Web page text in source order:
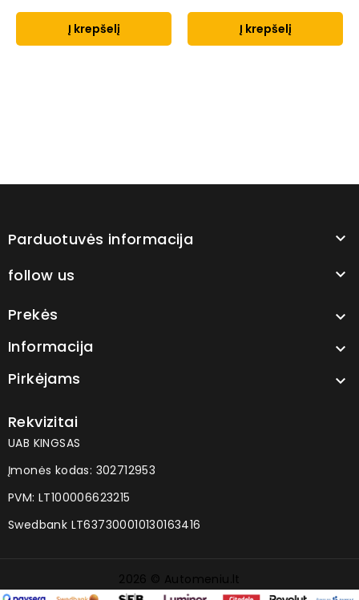
Į krepšelį Į krepšelį
Parduotuvės informacija 
follow us 
Prekės 
Informacija 
Pirkėjams 
Rekvizitai
UAB KINGSAS
Įmonės kodas: 302712953
PVM: LT100006623215
Swedbank LT637300010130163416
2026 © Automeniu.lt